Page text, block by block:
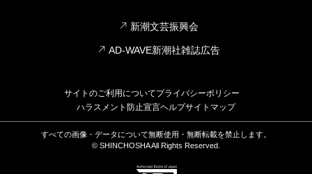
新潮文芸振興会
AD-WAVE新潮社雑誌広告
サイトのご利用についてプライバシーポリシー
ハラスメント防止宣言ヘルプサイトマップ
すべての画像・データについて無断使用・無断転載を禁止します。
© SHINCHOSHA All Rights Reserved.